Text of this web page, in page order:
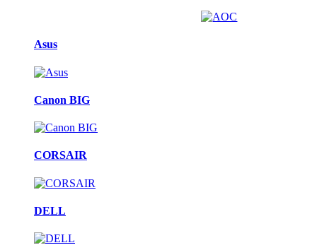
Asus
Canon BIG
CORSAIR
DELL